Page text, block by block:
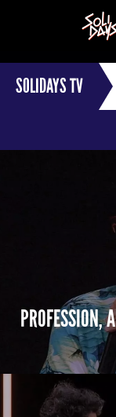
SOLIDAYS TV
PROFESSION,